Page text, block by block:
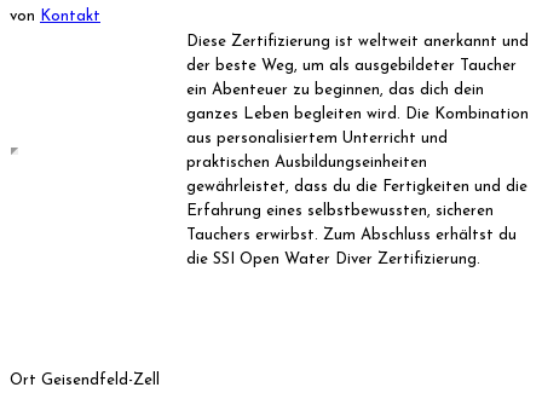
von
Kontakt
Diese Zertifizierung ist weltweit anerkannt und
der beste Weg, um als ausgebildeter Taucher
ein Abenteuer zu beginnen, das dich dein
ganzes Leben begleiten wird. Die Kombination
aus personalisiertem Unterricht und
praktischen Ausbildungseinheiten
gewährleistet, dass du die Fertigkeiten und die
Erfahrung eines selbstbewussten, sicheren
Tauchers erwirbst. Zum Abschluss erhältst du
die SSI Open Water Diver Zertifizierung.
Ort Geisendfeld-Zell